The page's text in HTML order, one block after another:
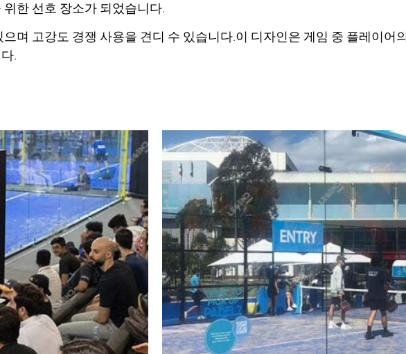
한 선호 장소가 되었습니다.
며 고강도 경쟁 사용을 견디 수 있습니다.이 디자인은 게임 중 플레이어
.